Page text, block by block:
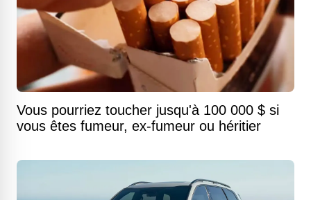
Vous pourriez toucher jusqu'à 100 000 $ si
vous êtes fumeur, ex-fumeur ou héritier